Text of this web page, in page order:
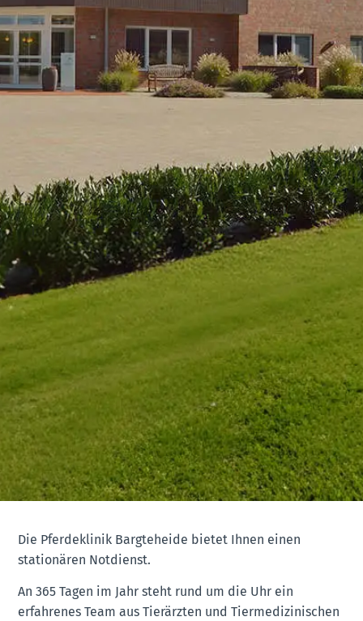
Die Pferdeklinik Bargteheide bietet Ihnen einen
stationären Notdienst.
An 365 Tagen im Jahr steht rund um die Uhr ein
erfahrenes Team aus Tierärzten und Tiermedizinischen